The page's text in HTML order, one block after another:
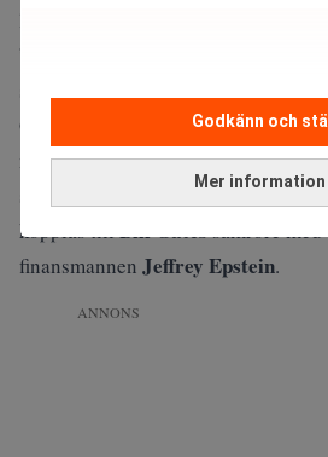
Mer
Godkänn och
”andras hälsa och välfärd”,
Gates Foundation är en av
mer än 47 miljarder dollar över
saknas stiftelsen helt. Fortune
kopplas tillBill Gatessamröre med
finansmannen Jeffrey Epstein.
ANNONS